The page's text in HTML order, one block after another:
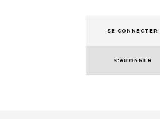
SE CONNECTER
S'ABONNER